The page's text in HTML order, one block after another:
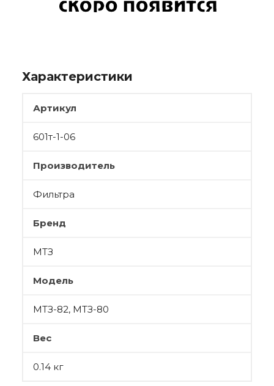
Характеристики
Артикул
601т-1-06
Производитель
Фильтра
Бренд
МТЗ
Модель
МТЗ-82, МТЗ-80
Вес
0.14 кг